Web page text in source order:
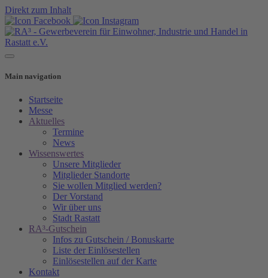
Direkt zum Inhalt
Main navigation
Startseite
Messe
Aktuelles
Termine
News
Wissenswertes
Unsere Mitglieder
Mitglieder Standorte
Sie wollen Mitglied werden?
Der Vorstand
Wir über uns
Stadt Rastatt
RA³-Gutschein
Infos zu Gutschein / Bonuskarte
Liste der Einlösestellen
Einlösestellen auf der Karte
Kontakt